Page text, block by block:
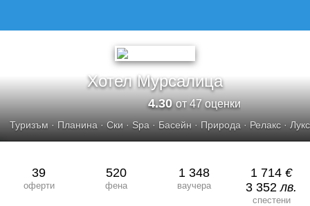
Хотел Мурсалица
4.30от 47 оценки
Туризъм · Планина · Ски · Spa · Басейн · Природа · Релакс · Лукс
39
оферти
520
фена
1 348
ваучера
1 714 €
3 352лв.
спестени